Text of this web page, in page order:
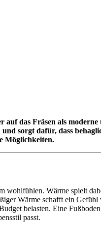
das Fräsen als
sorgt dafür, dass
Möglichkeiten.
Wärme spielt
Wärme schafft ein
belasten. Eine
passt.